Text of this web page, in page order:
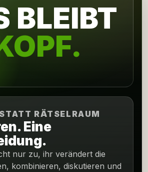
BLEIBT
RÄTSELRAUM
Eine
nur zu, ihr verändert die
kombinieren, diskutieren und